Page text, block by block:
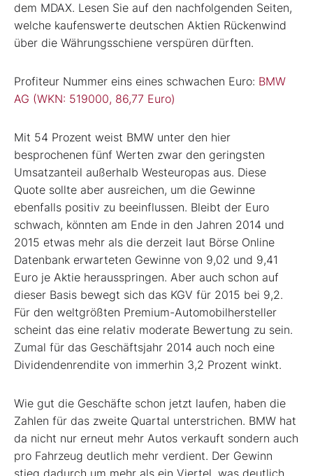
dem MDAX. Lesen Sie auf den nachfolgenden Seiten,
welche kaufenswerte deutschen Aktien Rückenwind
über die Währungsschiene verspüren dürften.
Profiteur Nummer eins eines schwachen Euro: BMW
AG (WKN: 519000, 86,77 Euro)
Mit 54 Prozent weist BMW unter den hier
besprochenen fünf Werten zwar den geringsten
Umsatzanteil außerhalb Westeuropas aus. Diese
Quote sollte aber ausreichen, um die Gewinne
ebenfalls positiv zu beeinflussen. Bleibt der Euro
schwach, könnten am Ende in den Jahren 2014 und
2015 etwas mehr als die derzeit laut Börse Online
Datenbank erwarteten Gewinne von 9,02 und 9,41
Euro je Aktie herausspringen. Aber auch schon auf
dieser Basis bewegt sich das KGV für 2015 bei 9,2.
Für den weltgrößten Premium-Automobilhersteller
scheint das eine relativ moderate Bewertung zu sein.
Zumal für das Geschäftsjahr 2014 auch noch eine
Dividendenrendite von immerhin 3,2 Prozent winkt.
Wie gut die Geschäfte schon jetzt laufen, haben die
Zahlen für das zweite Quartal unterstrichen. BMW hat
da nicht nur erneut mehr Autos verkauft sondern auch
pro Fahrzeug deutlich mehr verdient. Der Gewinn